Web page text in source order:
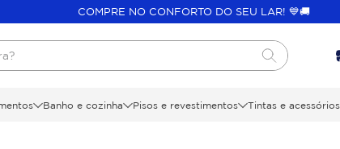
COMPRE NO CONFORTO DO SEU LAR! 💙🚚
Banho e cozinha Pisos e revestimentos Tintas e acessórios